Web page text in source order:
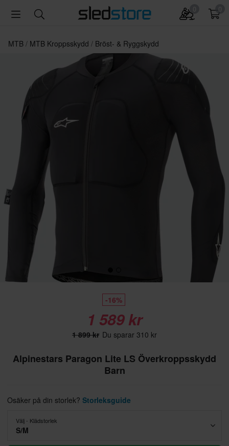
MTB MTB Kroppsskydd Bröst- & Ryggskydd
-16%
1 589 kr
1 899 kr Du sparar 310 kr
Alpinestars Paragon Lite LS Överkroppsskydd
Barn
Osäker på din storlek? Storleksguide
Välj - Klädstorlek
S/M